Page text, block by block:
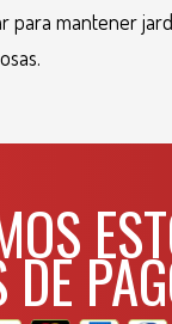
para mantener